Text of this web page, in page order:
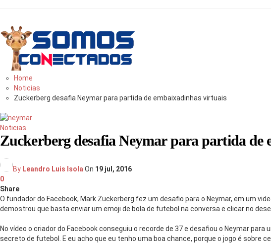
bem
informado
Home
Noticias
Zuckerberg desafia Neymar para partida de embaixadinhas virtuais
Noticias
Zuckerberg desafia Neymar para partida de
By Leandro Luis Isola On 19 jul, 2016
0
Share
O fundador do Facebook, Mark Zuckerberg fez um desafio para o Neymar, em um
demostrou que basta enviar um emoji de bola de futebol na conversa e clicar no
No vídeo o criador do Facebook conseguiu o recorde de 37 e desafiou o Neymar
secreto de futebol. E eu acho que eu tenho uma boa chance, porque o jogo é sobre